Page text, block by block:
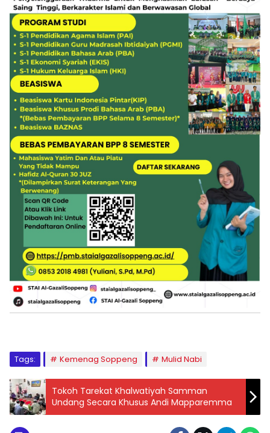
Tags: Kemenag Soppeng Mulid Nabi
Tokoh Tarekat Khalwatiyah Samman
Undang Secara Khusus Andi Mapparemma